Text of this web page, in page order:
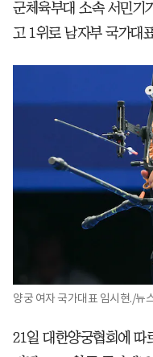
군체육부대 소속 서민기
고 1위로 남자부 국가대
양궁 여자 국가대표 임시현./뉴
21일 대한양궁협회에 따